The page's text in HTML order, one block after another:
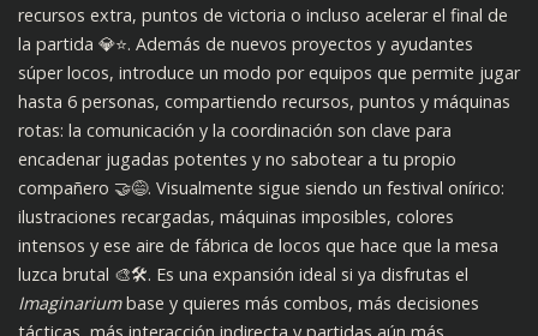
recursos extra, puntos de victoria o incluso acelerar el final de
la partida 💎⭐. Además de nuevos proyectos y ayudantes
súper locos, introduce un modo por equipos que permite jugar
hasta 6 personas, compartiendo recursos, puntos y máquinas
rotas: la comunicación y la coordinación son clave para
encadenar jugadas potentes y no sabotear a tu propio
compañero 🤝😅. Visualmente sigue siendo un festival onírico:
ilustraciones recargadas, máquinas imposibles, colores
intensos y ese aire de fábrica de locos que hace que la mesa
luzca brutal 🎨🛠️. Es una expansión ideal si ya disfrutas el
Imaginariumbase y quieres más combos, más decisiones